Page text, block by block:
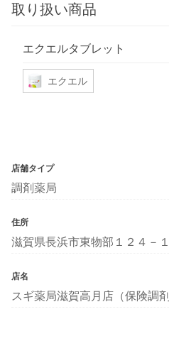
取り扱い商品
エクエルタブレット
エクエル
店舗タイプ
調剤薬局
住所
滋賀県長浜市東物部１２４－１
店名
スギ薬局滋賀高月店（保険調剤